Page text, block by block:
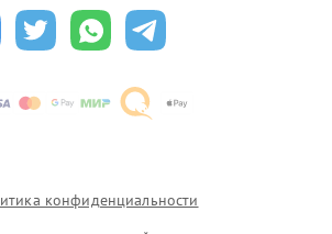
конфиденциальности